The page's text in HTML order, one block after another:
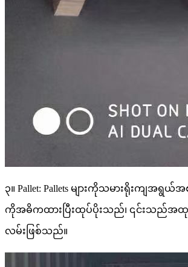
၃။ Pallet: Pallets များကိုသမားရိုးကျအရွယ်
ကိုအဓိကထားပြီးထုပ်ပိုးသည်၊ ၎င်းသည်အ
လမ်းဖြစ်သည်။